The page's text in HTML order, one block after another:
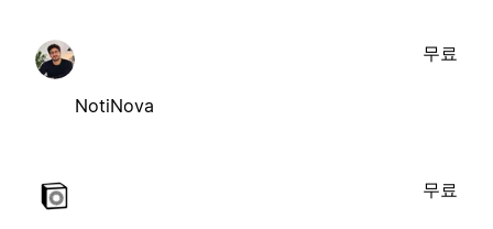
NotiNova
무료
무료